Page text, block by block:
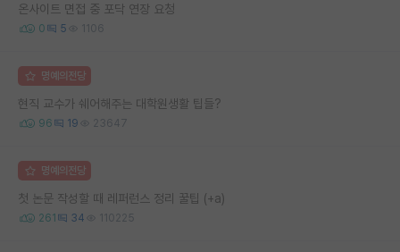
온사이트 면접 중 포닥 연장 요청
0 5 1106
명예의전당
현직 교수가 쉐어해주는 대학원생활 팁들?
96 19 23647
명예의전당
첫 논문 작성할 때 레퍼런스 정리 꿀팁 (+a)
261 34 110225